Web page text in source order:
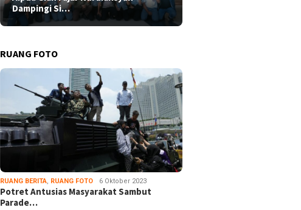
Dampingi Si…
RUANG FOTO
RUANG BERITA, RUANG FOTO 6 Oktober 2023
Potret Antusias Masyarakat Sambut
Parade…